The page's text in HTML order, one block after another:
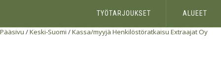
TYÖTARJOUKSET ALUEET
Pääsivu /Keski-Suomi /Kassa/myyjä Henkilöstöratkaisu Extraajat Oy